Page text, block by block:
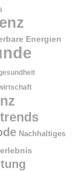
Energien
Nachhaltiges